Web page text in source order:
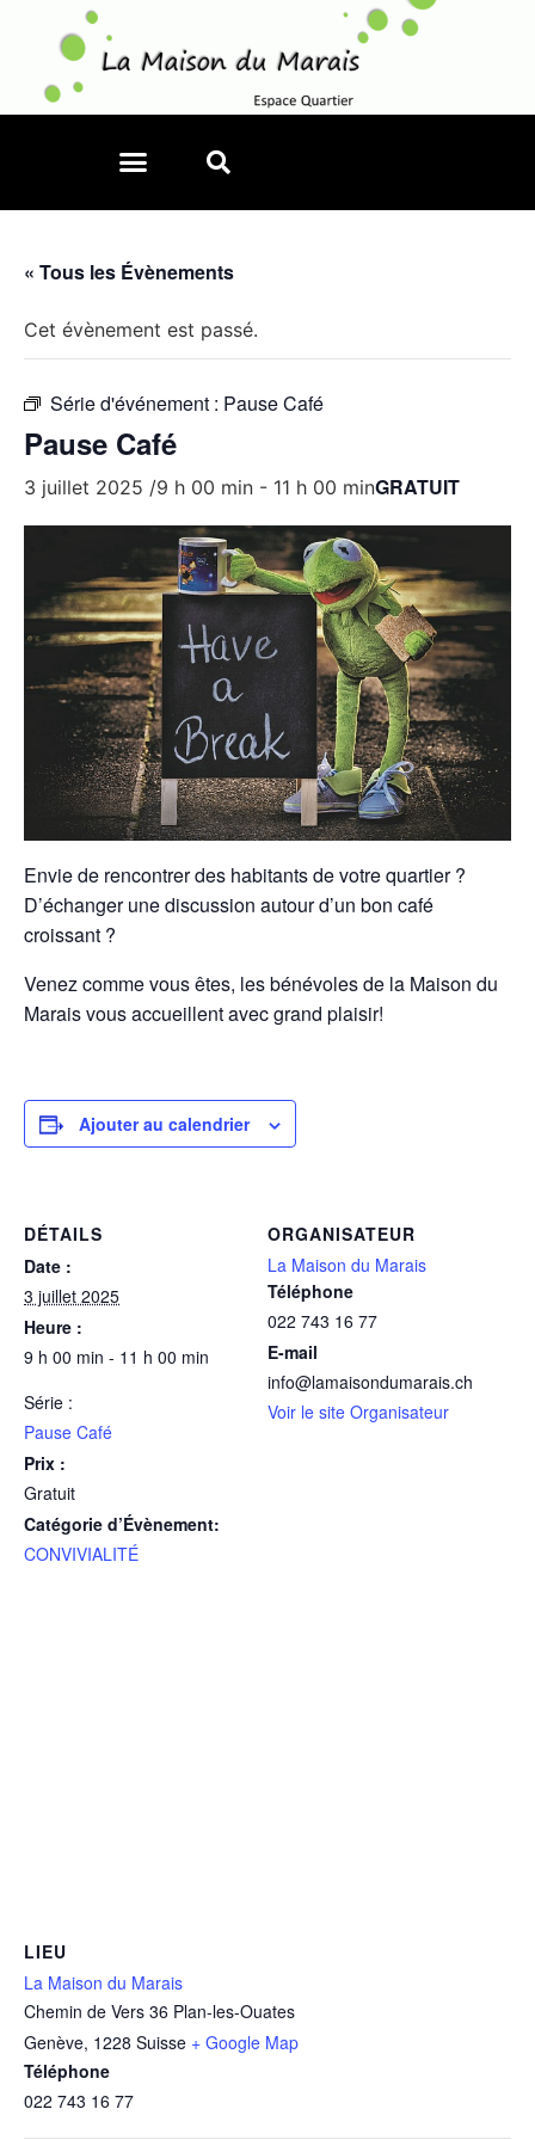
« Tous les Évènements
Cet évènement est passé.
Série d'événement : Pause Café
Pause Café
3 juillet 2025 /9 h 00 min - 11 h 00 minGRATUIT
Envie de rencontrer des habitants de votre quartier ?
D’échanger une discussion autour d’un bon café
croissant ?
Venez comme vous êtes, les bénévoles de la Maison du
Marais vous accueillent avec grand plaisir!
Ajouter au calendrier
DÉTAILS
Date :
3 juillet 2025
Heure :
9 h 00 min - 11 h 00 min
Série :
Pause Café
Prix :
Gratuit
Catégorie d’Évènement:
CONVIVIALITÉ
ORGANISATEUR
La Maison du Marais
Téléphone
022 743 16 77
E-mail
info@lamaisondumarais.ch
Voir le site Organisateur
LIEU
La Maison du Marais
Chemin de Vers 36 Plan-les-Ouates
Genève, 1228 Suisse + Google Map
Téléphone
022 743 16 77